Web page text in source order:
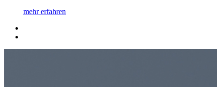
mehr erfahren